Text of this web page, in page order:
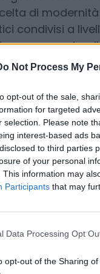
Not Process My
opt-out of the sale,
for targeted
selection. Please note
interest-based ads
to third parties
of your personal
This information may
Participants that may
Data Processing Opt
opt-out of the Sharing of
gli
ha spiegato a
di
condivisi a livello
concreto
Le aziende, ha
in prospettiva,
continui e
tecnologia sulla
gli